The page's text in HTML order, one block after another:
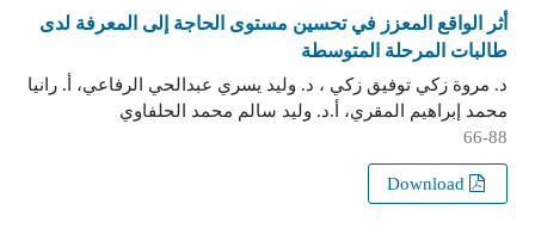
أثر الواقع المعزز في تحسين مستوى الحاجة إلى المعرفة لدى
طالبات المرحلة المتوسطة
د. مروة زكي توفيق زكي ، د. وليد يسري عبدالحي الرفاعي، أ. رانيا
محمد إبراهيم المقري، أ.د. وليد سالم محمد الحلفاوي
66-88
Download